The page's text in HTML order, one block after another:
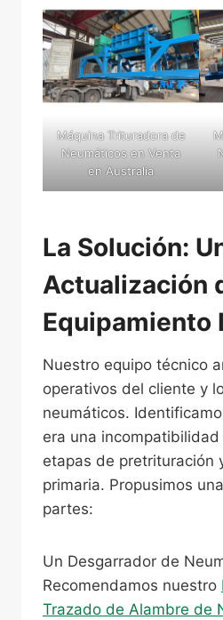
Máquina Trituradora de
Neumáticos en Venta
en Australia
La Solución:
Actualización
Equipamiento
Nuestro equipo técnico
operativos del cliente y
neumáticos.
era una
etapas de pretrituración
primaria. Propusimos
partes:
Un Desgarrador de
Recomendamos nuestro
Trazado de Alambre de